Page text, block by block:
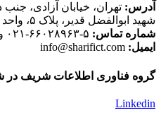
آدرس: تهران، خیابان آزادی،
شهید ابوالفضل قدیر، پلاک ۵، واحد ۲
شماره تماس:
ایمیل:
گروه فناوری اطلاعات شریف در
Linkedin